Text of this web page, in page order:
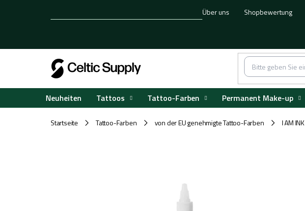
Über uns Shopbewertung
Neuheiten Tattoos Tattoo-Farben Permanent Make-up
Startseite / Tattoo-Farben / von der EU genehmigte Tattoo-Farben / I AM INK